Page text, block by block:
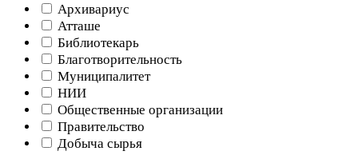
Архивариус
Атташе
Библиотекарь
Благотворительность
Муниципалитет
НИИ
Общественные организации
Правительство
Добыча сырья